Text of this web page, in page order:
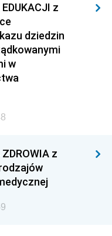
z
dziedzin
w
z